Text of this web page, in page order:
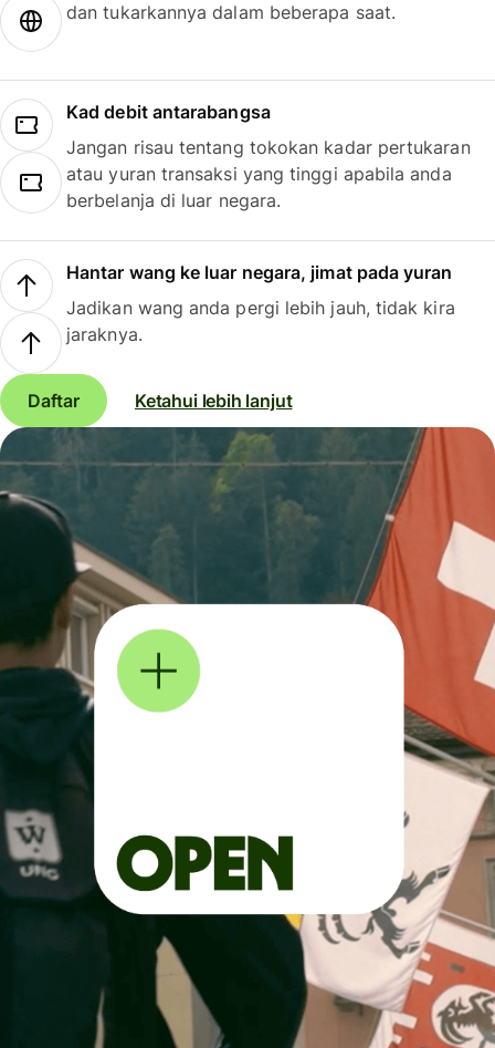
dan tukarkannya dalam beberapa saat.
Kad debit antarabangsa
Jangan risau tentang tokokan kadar pertukaran
atau yuran transaksi yang tinggi apabila anda
berbelanja di luar negara.
Hantar wang ke luar negara, jimat pada yuran
Jadikan wang anda pergi lebih jauh, tidak kira
jaraknya.
Daftar Ketahui lebih lanjut